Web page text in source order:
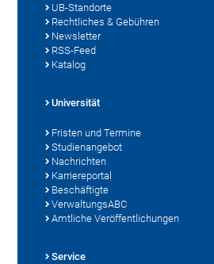
UB-Standorte
Rechtliches & Gebühren
Newsletter
RSS-Feed
Katalog
Universität
Fristen und Termine
Studienangebot
Nachrichten
Karriereportal
Beschäftigte
VerwaltungsABC
Amtliche Veröffentlichungen
Service